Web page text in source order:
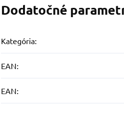
Dodatočné
Kategória:
EAN:
EAN: